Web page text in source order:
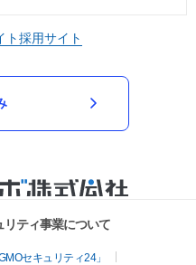
ト採用サイト
ティ事業について
セキュリティ24」